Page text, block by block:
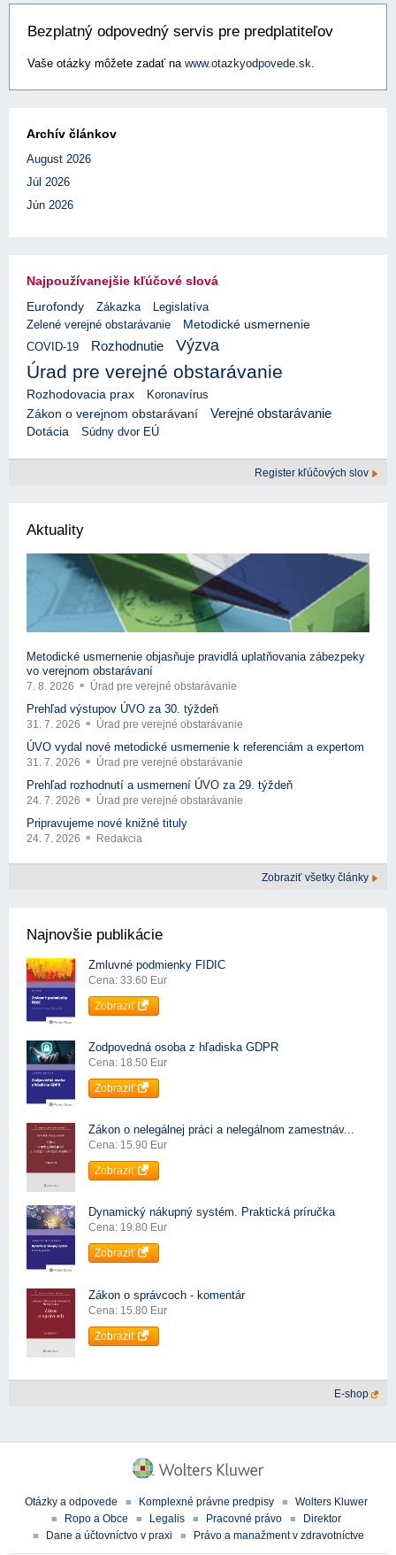
Bezplatný odpovedný servis pre predplatiteľov
Vaše otázky môžete zadať na www.otazkyodpovede.sk
Archív článkov
August 2026
Júl 2026
Jún 2026
Najpoužívanejšie kľúčové slová
Eurofondy
Zákazka
Legislatíva
Zelené verejné obstarávanie
Metodické usmernenie
COVID-19
Rozhodnutie Výzva
Úrad pre verejné obstarávanie
Rozhodovacia prax
Koronavírus
Zákon o verejnom obstarávaní
Verejné obstarávanie
Dotácia Súdny dvor EÚ
Register kľúčových slov
Aktuality
Metodické usmernenie objasňuje pravidlá uplatňovania zábezpeky
vo verejnom obstarávaní
7. 8. 2026 Úrad pre verejné obstarávanie
Prehľad výstupov ÚVO za 30. týždeň
31. 7. 2026 Úrad pre verejné obstarávanie
ÚVO vydal nové metodické usmernenie k referenciám a expertom
31. 7. 2026 Úrad pre verejné obstarávanie
Prehľad rozhodnutí a usmernení ÚVO za 29. týždeň
24. 7. 2026 Úrad pre verejné obstarávanie
Pripravujeme nové knižné tituly
24. 7. 2026 Redakcia
Zobraziť všetky články
Najnovšie publikácie
Zmluvné podmienky FIDIC
Cena: 33.60 Eur
Zobraziť
Zodpovedná osoba z hľadiska GDPR
Cena: 18.50 Eur
Zobraziť
Zákon o nelegálnej práci a nelegálnom zamestnáv...
Cena: 15.90 Eur
Zobraziť
Dynamický nákupný systém. Praktická príručka
Cena: 19.80 Eur
Zobraziť
Zákon o správcoch - komentár
Cena: 15.80 Eur
Zobraziť
E-shop
Otázky a odpovede Komplexné právne predpisy
Wolters Kluwer
Ropo a Obce
Legalis Pracovné právo
Direktor
Dane a účtovníctvo v praxi
Právo a manažment v zdravotníctve